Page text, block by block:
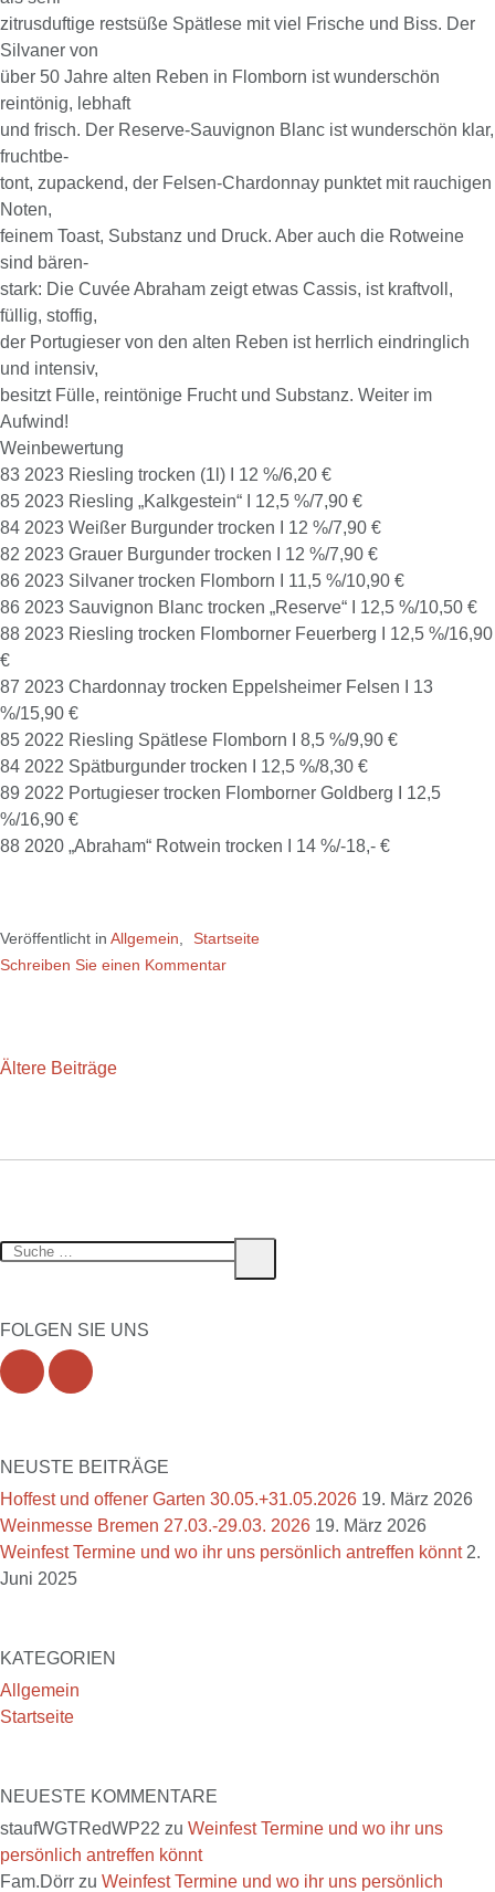
zitrusduftige restsüße Spätlese mit viel Frische und Biss. Der
Silvaner von
über 50 Jahre alten Reben in Flomborn ist wunderschön
reintönig, lebhaft
und frisch. Der Reserve-Sauvignon Blanc ist wunderschön klar,
fruchtbe-
tont, zupackend, der Felsen-Chardonnay punktet mit rauchigen
Noten,
feinem Toast, Substanz und Druck. Aber auch die Rotweine
sind bären-
stark: Die Cuvée Abraham zeigt etwas Cassis, ist kraftvoll,
füllig, stoffig,
der Portugieser von den alten Reben ist herrlich eindringlich
und intensiv,
besitzt Fülle, reintönige Frucht und Substanz. Weiter im
Aufwind!
Weinbewertung
83 2023 Riesling trocken (1l) I 12 %/6,20 €
85 2023 Riesling „Kalkgestein“ I 12,5 %/7,90 €
84 2023 Weißer Burgunder trocken I 12 %/7,90 €
82 2023 Grauer Burgunder trocken I 12 %/7,90 €
86 2023 Silvaner trocken Flomborn I 11,5 %/10,90 €
86 2023 Sauvignon Blanc trocken „Reserve“ I 12,5 %/10,50 €
88 2023 Riesling trocken Flomborner Feuerberg I 12,5 %/16,90
€
87 2023 Chardonnay trocken Eppelsheimer Felsen I 13
%/15,90 €
85 2022 Riesling Spätlese Flomborn I 8,5 %/9,90 €
84 2022 Spätburgunder trocken I 12,5 %/8,30 €
89 2022 Portugieser trocken Flomborner Goldberg I 12,5
%/16,90 €
88 2020 „Abraham“ Rotwein trocken I 14 %/-18,- €
Veröffentlicht in Allgemein
Startseite
Schreiben Sie einen Kommentar
BEITRAGSNAVIGATION
Ältere Beiträge
Suche
FOLGEN SIE UNS
NEUSTE BEITRÄGE
Hoffest und offener Garten 30.05.+31.05.2026 19. März 2026
Weinmesse Bremen 27.03.-29.03. 2026 19. März 2026
Weinfest Termine und wo ihr uns persönlich antreffen könnt 2.
Juni 2025
KATEGORIEN
Allgemein
Startseite
NEUESTE KOMMENTARE
staufWGTRedWP22 zu Weinfest Termine und wo ihr uns
persönlich antreffen könnt
Fam.Dörr zu Weinfest Termine und wo ihr uns persönlich